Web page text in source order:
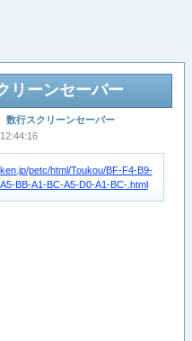
リーンセーバー
数行スクリーンセーバー
petc/html/Toukou/BF-F4-B9-
BB-A1-BC-A5-D0-A1-BC-.html